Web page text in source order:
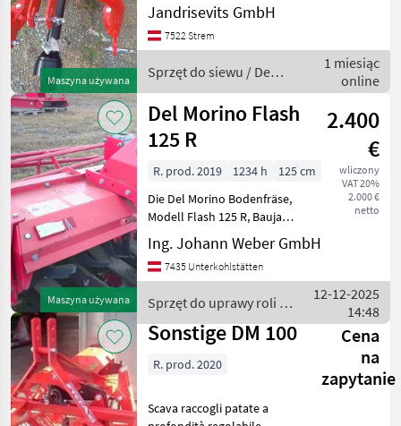
dealerów
drobne
Maszyna używana
Jandrisevits GmbH
7522 Strem
Sprzęt do siewu / Del
Morino
1 miesiąc
online
Maszyna używana
Del Morino Flash
125 R
2.400
€
wliczony
VAT 20%
2.000 €
netto
R. prod. 2019 1234 h
125 cm
Die Del Morino Bodenfräse,
Modell Flash 125 R, Baujahr
2019, ist ein
leistungsstarkes und
vielseitiges Gerät, das
verschiedenen landwirts
Ing. Johann Weber GmbH
7435 Unterkohlstätten
Sprzęt do uprawy roli /
Del Morino
12-12-2025
14:48
Sonstige DM 100
Cena
na
zapytanie
R. prod. 2020
Scava raccogli patate a